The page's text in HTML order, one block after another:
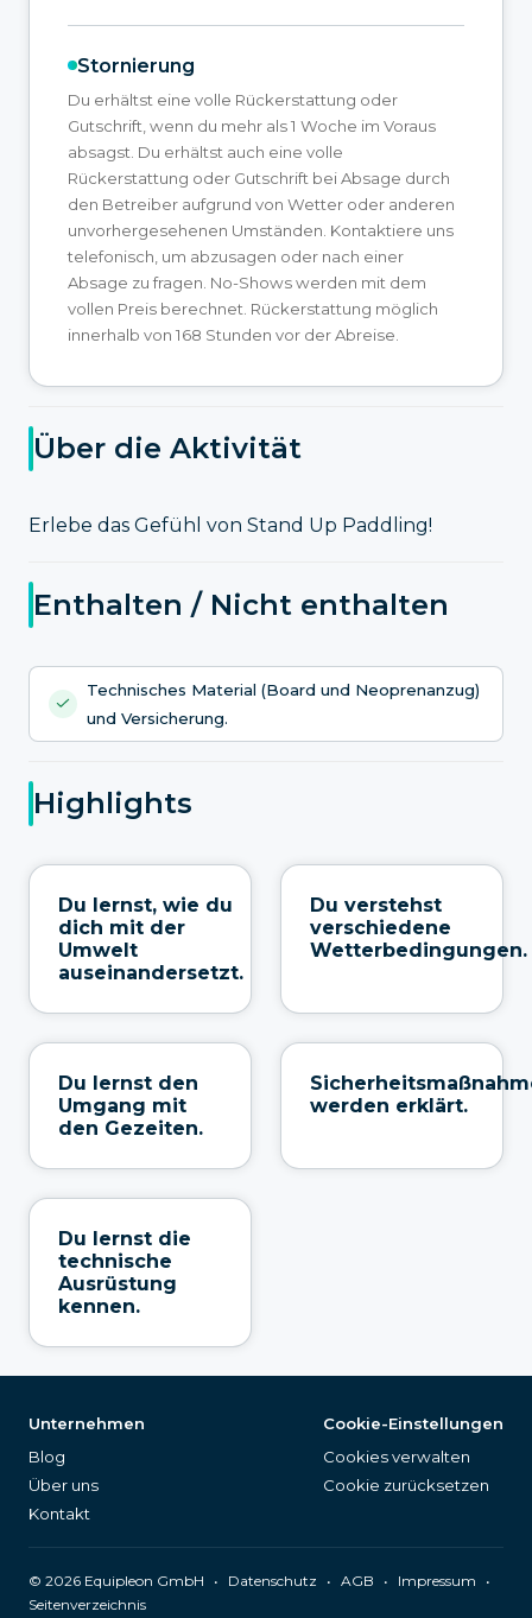
Stornierung
Du erhältst eine volle Rückerstattung oder
Gutschrift, wenn du mehr als 1 Woche im Voraus
absagst. Du erhältst auch eine volle
Rückerstattung oder Gutschrift bei Absage durch
den Betreiber aufgrund von Wetter oder anderen
unvorhergesehenen Umständen. Kontaktiere uns
telefonisch, um abzusagen oder nach einer
Absage zu fragen. No-Shows werden mit dem
vollen Preis berechnet. Rückerstattung möglich
innerhalb von 168 Stunden vor der Abreise.
Über die Aktivität
Erlebe das Gefühl von Stand Up Paddling!
Enthalten / Nicht enthalten
Technisches Material (Board und Neoprenanzug)
und Versicherung.
Highlights
Du lernst, wie du
dich mit der
Umwelt
auseinandersetzt.
Du verstehst
verschiedene
Wetterbedingungen.
Du lernst den
Umgang mit
den Gezeiten.
werden erklärt.
Du lernst die
technische
Ausrüstung
kennen.
Unternehmen
Blog
Über uns
Kontakt
Cookie-Einstellungen
Cookies verwalten
Cookie zurücksetzen
© 2026 Equipleon GmbH • Datenschutz • AGB • Impressum
•
Seitenverzeichnis